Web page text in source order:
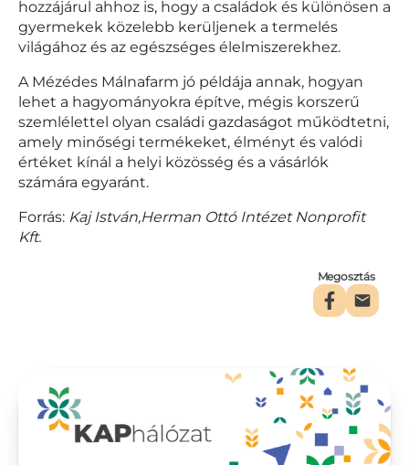
hozzájárul ahhoz is, hogy a családok és különösen a
gyermekek közelebb kerüljenek a termelés
világához és az egészséges élelmiszerekhez.
A Mézédes Málnafarm jó példája annak, hogyan
lehet a hagyományokra építve, mégis korszerű
szemlélettel olyan családi gazdaságot működtetni,
amely minőségi termékeket, élményt és valódi
értéket kínál a helyi közösség és a vásárlók
számára egyaránt.
Forrás: Kaj István,Herman Ottó Intézet Nonprofit
Kft.
Megosztás